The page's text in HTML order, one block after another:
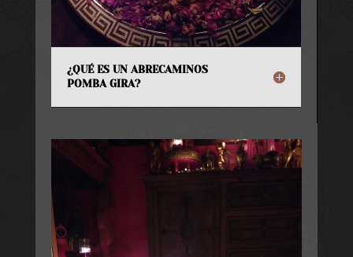
¿QUÉ ES UN ABRECAMINOS
POMBA GIRA?